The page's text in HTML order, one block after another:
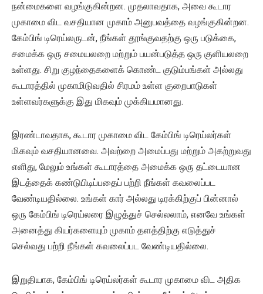
நன்மைகளை வழங்குகின்றன. முதலாவதாக, அவை கூடார
முகாமை விட வசதியான முகாம் அனுபவத்தை வழங்குகின்றன.
கேம்பிங் டிரெய்லருடன், நீங்கள் தூங்குவதற்கு ஒரு படுக்கை,
சமைக்க ஒரு சமையலறை மற்றும் பயன்படுத்த ஒரு குளியலறை
உள்ளது. சிறு குழந்தைகளைக் கொண்ட குடும்பங்கள் அல்லது
கூடாரத்தில் முகாமிடுவதில் சிரமம் உள்ள குறைபாடுகள்
உள்ளவர்களுக்கு இது மிகவும் முக்கியமானது.
இரண்டாவதாக, கூடார முகாமை விட கேம்பிங் டிரெய்லர்கள்
மிகவும் வசதியானவை. அவற்றை அமைப்பது மற்றும் அகற்றுவது
எளிது, மேலும் உங்கள் கூடாரத்தை அமைக்க ஒரு தட்டையான
இடத்தைக் கண்டுபிடிப்பதைப் பற்றி நீங்கள் கவலைப்பட
வேண்டியதில்லை. உங்கள் கார் அல்லது டிரக்கிற்குப் பின்னால்
ஒரு கேம்பிங் டிரெய்லரை இழுத்துச் செல்லலாம், எனவே உங்கள்
அனைத்து கியர்களையும் முகாம் தளத்திற்கு எடுத்துச்
செல்வது பற்றி நீங்கள் கவலைப்பட வேண்டியதில்லை.
இறுதியாக, கேம்பிங் டிரெய்லர்கள் கூடார முகாமை விட அதிக